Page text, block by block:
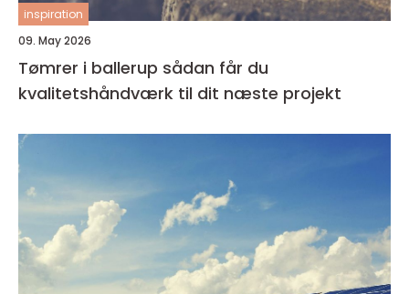
inspiration
09. May 2026
Tømrer i ballerup sådan får du
kvalitetshåndværk til dit næste projekt